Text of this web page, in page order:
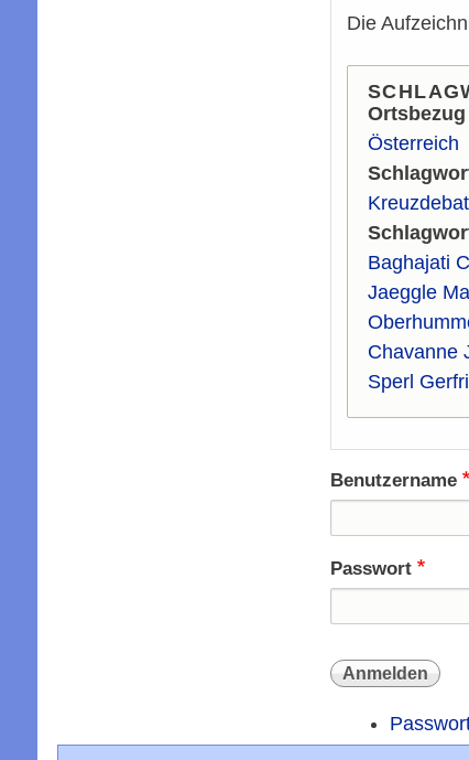
Die
Ortsbezug
Österreich
Baghajati
Jaeggle
Chavanne
Sperl
Benutzername
Passwort